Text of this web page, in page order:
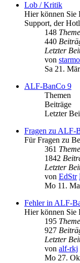
Lob / Kritik
Hier können
Support, der
148
440
Letzter
von
Sa 21.
ALF-BanCo 9
Themen
Beiträge
Letzter
Fragen zu ALF-
Für Fragen zu
361
1842
Letzter
von EdStr
Mo 11.
Fehler in ALF-
Hier können Sie
195
927
Letzter
von alf-rkj
Mo 27.